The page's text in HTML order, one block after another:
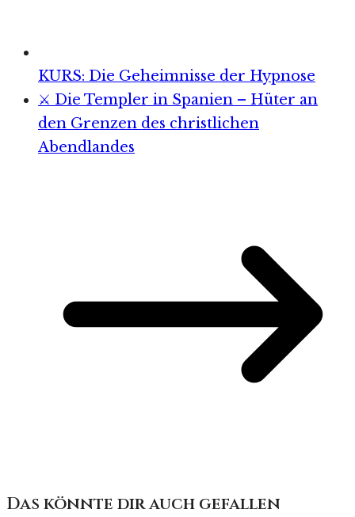
KURS: Die Geheimnisse der Hypnose
⚔️ Die Templer in Spanien – Hüter an
den Grenzen des christlichen
Abendlandes
Das könnte dir auch gefallen